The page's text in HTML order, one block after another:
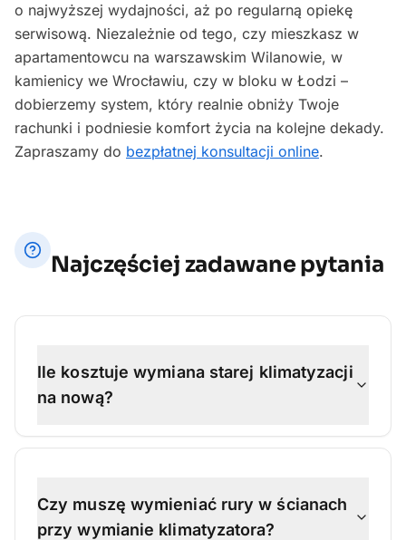
o najwyższej wydajności, aż po regularną opiekę
serwisową. Niezależnie od tego, czy mieszkasz w
apartamentowcu na warszawskim Wilanowie, w
kamienicy we Wrocławiu, czy w bloku w Łodzi –
dobierzemy system, który realnie obniży Twoje
rachunki i podniesie komfort życia na kolejne dekady.
Zapraszamy do bezpłatnej konsultacji online.
Najczęściej zadawane pytania
Ile kosztuje wymiana starej klimatyzacji
na nową?
Czy muszę wymieniać rury w ścianach
przy wymianie klimatyzatora?